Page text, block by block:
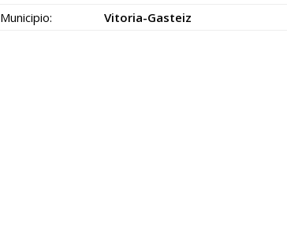
Municipio:
Vitoria-Gasteiz